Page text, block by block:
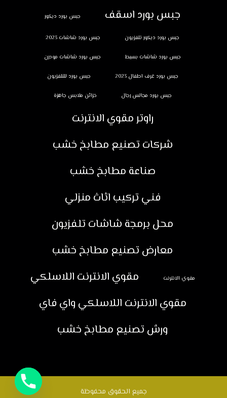
جبس بورد اسقف جبس بورد ديكور
جبس بورد ديكور تلفزيون جبس بورد شاشات 2023
جبس بورد شاشات بسيط جبس بورد شاشات مودرن
جبس بورد غرف اطفال 2023 جبس بورد للتلفزيون
جبس بورد مجالس رجال خزائن ملابس جاهزة
راوتر مقوي الانترنت
شركات تصنيع مطابخ خشب
صناعة مطابخ خشب
فني تركيب اثاث منزلي
محل برمجة شاشات تلفزيون
معارض تصنيع مطابخ خشب
مقوي الانترنت
مقوي الانترنت اللاسلكي
مقوي الانترنت اللاسلكي واي فاي
ورش تصنيع مطابخ خشب
جميع الحقوق محفوظة